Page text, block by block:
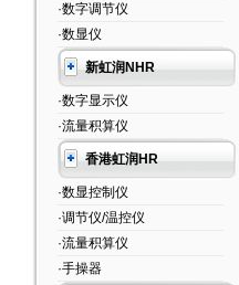
·数字调节仪
·数显仪
新虹润NHR
·数字显示仪
·流量积算仪
香港虹润HR
·数显控制仪
·调节仪/温控仪
·流量积算仪
·手操器